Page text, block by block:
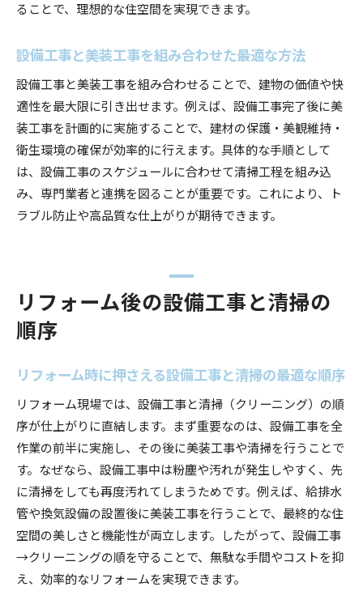
ることで、理想的な住空間を実現できます。
設備工事と美装工事を組み合わせた最適な方法
設備工事と美装工事を組み合わせることで、建物の価値や快
適性を最大限に引き出せます。例えば、設備工事完了後に美
装工事を計画的に実施することで、建材の保護・美観維持・
衛生環境の確保が効率的に行えます。具体的な手順として
は、設備工事のスケジュールに合わせて清掃工程を組み込
み、専門業者と連携を図ることが重要です。これにより、ト
ラブル防止や高品質な仕上がりが期待できます。
リフォーム後の設備工事と清掃の
順序
リフォーム時に押さえる設備工事と清掃の最適な順序
リフォーム現場では、設備工事と清掃（クリーニング）の順
序が仕上がりに直結します。まず重要なのは、設備工事を全
作業の前半に実施し、その後に美装工事や清掃を行うことで
す。なぜなら、設備工事中は粉塵や汚れが発生しやすく、先
に清掃をしても再度汚れてしまうためです。例えば、給排水
管や換気設備の設置後に美装工事を行うことで、最終的な住
空間の美しさと機能性が両立します。したがって、設備工事
→クリーニングの順を守ることで、無駄な手間やコストを抑
え、効率的なリフォームを実現できます。